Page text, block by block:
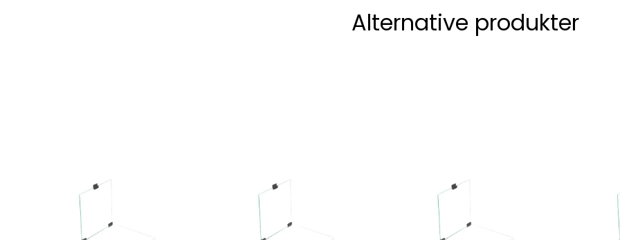
Alternative produkter